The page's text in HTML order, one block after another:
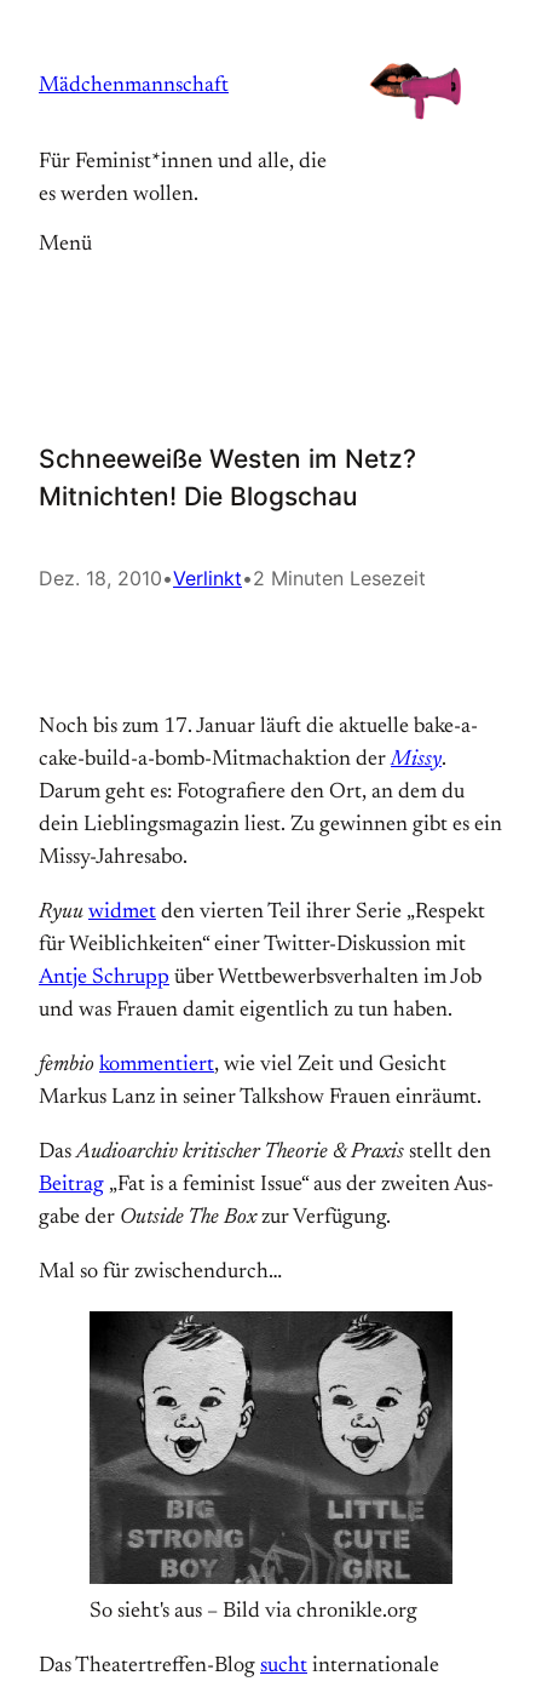
springen
Mädchenmannschaft
Für Feminist*innen und alle, die
es werden wollen.
Menü
Schneeweiße Westen im Netz?
Mitnichten! Die Blogschau
Dez. 18, 2010•Verlinkt•2 Minuten Lesezeit
Noch bis zum 17. Januar läuft die aktuelle bake-a-
cake-build-a-bomb-Mitmachaktion derMissy.
Darum geht es: Fotografiere den Ort, an dem du
dein Lieblingsmagazin liest. Zu gewinnen gibt es ein
Missy-Jahresabo.
Ryuu widmet den vierten Teil ihrer Serie „Respekt
für Weiblichkeiten“ einer Twitter-Diskussion mit
Antje Schrupp über Wettbewerbsverhalten im Job
und was Frauen damit eigentlich zu tun haben.
fembio kommentiert, wie viel Zeit und Gesicht
Markus Lanz in seiner Talkshow Frauen einräumt.
DasAudioarchiv kritischer Theorie & Praxis stellt den
Beitrag „Fat is a fe­mi­nist Issue“ aus der zwei­ten Aus­
ga­be der Outside The Boxzur Verfügung.
Mal so für zwischendurch…
So sieht's aus – Bild via chronikle.org
Das Theatertreffen-Blog sucht internationale